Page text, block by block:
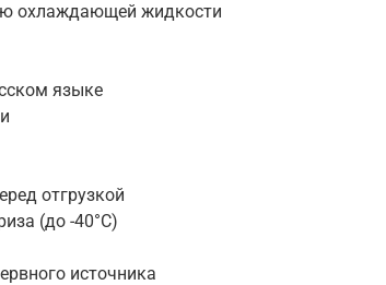
охлаждающей жидкости
языке
отгрузкой
(до -40°С)
источника